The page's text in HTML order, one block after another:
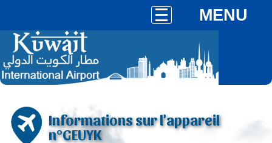
MENU
Informations sur l'appareil
n°GEUYK